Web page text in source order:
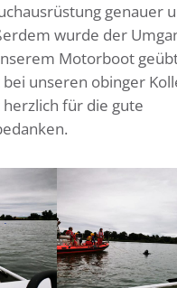
genauer
wurde der
Motorboot
unseren obinger
für die gute